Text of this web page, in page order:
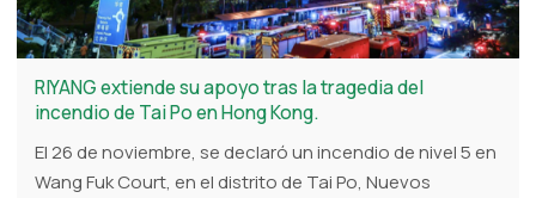
RIYANG extiende su apoyo tras la tragedia del
incendio de Tai Po en Hong Kong.
El 26 de noviembre, se declaró un incendio de nivel 5 en
Wang Fuk Court, en el distrito de Tai Po, Nuevos